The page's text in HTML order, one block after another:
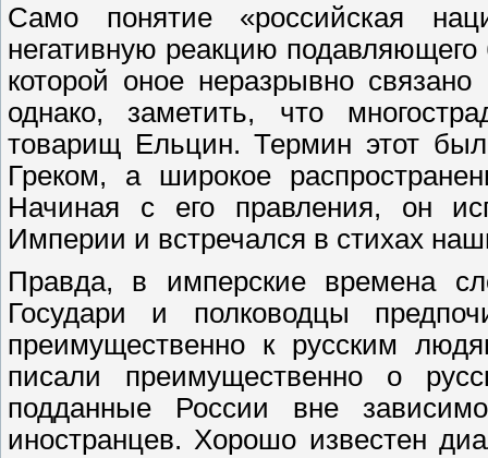
Само понятие «российская
негативную реакцию
которой оное неразрывно
однако, заметить, что
товарищ Ельцин. Термин этот
Греком, а широкое
Начиная с его правления, он
Империи и встречался в стихах
Правда, в имперские времена
Государи и полководцы
преимущественно к русским
писали преимущественно о
подданные России вне
иностранцев. Хорошо известен